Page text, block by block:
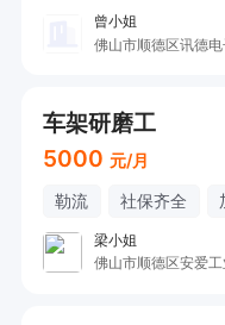
曾小姐
佛山市顺德区讯德
车架研磨工
5000 元/月
勒流 社保齐全
梁小姐
佛山市顺德区安爱